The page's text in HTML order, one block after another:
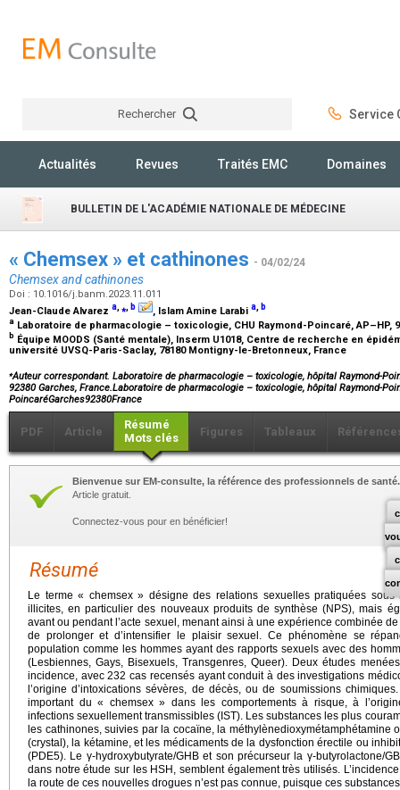
Rechercher Service
Actualités Revues Traités EMC Domaines
BULLETIN DE L'ACADÉMIE NATIONALE DE MÉDECINE
« Chemsex » et cathinones - 04/02/24
Chemsex and cathinones
Doi : 10.1016/j.banm.2023.11.011
Jean-Claude Alvarez a,⁎, b , Islam Amine Larabi a, b
a Laboratoire de pharmacologie – toxicologie, CHU Raymond-Poincaré, AP–HP,
b Équipe MOODS (Santé mentale), Inserm U1018, Centre de recherche en
université UVSQ-Paris-Saclay, 78180 Montigny-le-Bretonneux, France
⁎Auteur correspondant. Laboratoire de pharmacologie – toxicologie, hôpital Raymond-
92380 Garches, France.Laboratoire de pharmacologie – toxicologie, hôpital Raymond-
PoincaréGarches92380France
PDF Article
Résumé
Mots clés
Figures Tableaux
Bienvenue sur EM-consulte, la référence des professionnels de santé.
Article gratuit.
Connectez-vous pour en bénéficier!
Résumé
Le terme « chemsex » désigne des relations sexuelles pratiquées
illicites, en particulier des nouveaux produits de synthèse (NPS), mais
avant ou pendant l’acte sexuel, menant ainsi à une expérience combinée
de prolonger et d’intensifier le plaisir sexuel. Ce phénomène se
population comme les hommes ayant des rapports sexuels avec des
(Lesbiennes, Gays, Bisexuels, Transgenres, Queer). Deux études
incidence, avec 232 cas recensés ayant conduit à des investigations
l’origine d’intoxications sévères, de décès, ou de soumissions
important du « chemsex » dans les comportements à risque, à
infections sexuellement transmissibles (IST). Les substances les plus
les cathinones, suivies par la cocaïne, la méthylènedioxymétamphétamine
(crystal), la kétamine, et les médicaments de la dysfonction érectile ou
(PDE5). Le γ-hydroxybutyrate/GHB et son précurseur la γ-butyrolactone/
dans notre étude sur les HSH, semblent également très utilisés.
la route de ces nouvelles drogues n’est pas connue, puisque ces